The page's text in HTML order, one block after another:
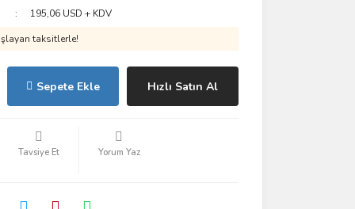
195,06 USD + KDV
taksitlerle!
Sepete Ekle Hızlı Satın Al
Tavsiye Et Yorum Yaz